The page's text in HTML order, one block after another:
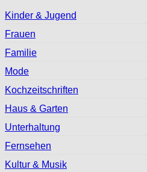
Kinder & Jugend
Frauen
Familie
Mode
Kochzeitschriften
Haus & Garten
Unterhaltung
Fernsehen
Kultur & Musik